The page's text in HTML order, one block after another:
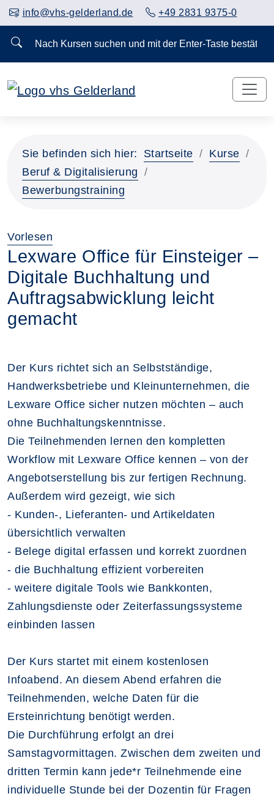
info@vhs-gelderland.de +49 2831 9375-0
Nach Kursen suchen und mit der Enter-Taste
Sie befinden sich hier: Startseite
Kurse
Beruf & Digitalisierung
Bewerbungstraining
Vorlesen
Lexware Office für Einsteiger –
Digitale Buchhaltung und
Auftragsabwicklung leicht
gemacht
Der Kurs richtet sich an Selbstständige,
Handwerksbetriebe und Kleinunternehmen, die
Lexware Office sicher nutzen möchten – auch
ohne Buchhaltungskenntnisse.
Die Teilnehmenden lernen den kompletten
Workflow mit Lexware Office kennen – von der
Angebotserstellung bis zur fertigen Rechnung.
Außerdem wird gezeigt, wie sich
- Kunden-, Lieferanten- und Artikeldaten
übersichtlich verwalten
- Belege digital erfassen und korrekt zuordnen
- die Buchhaltung effizient vorbereiten
- weitere digitale Tools wie Bankkonten,
Zahlungsdienste oder Zeiterfassungssysteme
einbinden lassen
Der Kurs startet mit einem kostenlosen
Infoabend. An diesem Abend erfahren die
Teilnehmenden, welche Daten für die
Ersteinrichtung benötigt werden.
Die Durchführung erfolgt an drei
Samstagvormittagen. Zwischen dem zweiten und
dritten Termin kann jede*r Teilnehmende eine
individuelle Stunde bei der Dozentin für Fragen